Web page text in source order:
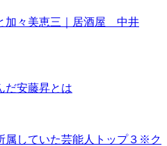
加々美恵三｜居酒屋 中井
だ安藤昇とは
属していた芸能人トップ３※ク